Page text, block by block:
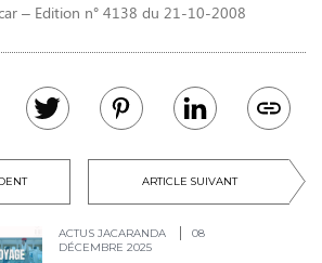
ARTICLE SUIVANT
ACTUS JACARANDA
08
DÉCEMBRE 2025
– Edition n° 4138 du 21-10-2008